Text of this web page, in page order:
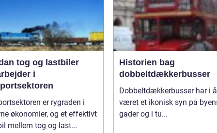
tog og lastbiler
i
er rygraden i
økonomier, og et effektivt
mellem tog og last...
Historien bag
dobbeltdækkerbusser
Dobbeltdækkerbusser har i
været et ikonisk syn på
gader og i tu...